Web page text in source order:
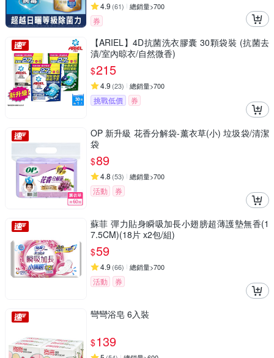
4.9 (61) 總銷量>700
券
【ARIEL】4D抗菌洗衣膠囊 30顆袋裝 (抗菌去
漬/室內晾衣/自然微香)
$215
4.9 (23) 總銷量>700
挑戰低價 券
OP 新升級 花香分解袋-薰衣草(小) 垃圾袋/清潔
袋
$89
4.8 (53) 總銷量>700
活動 券
蘇菲 彈力貼身瞬吸加長小翅膀超薄護墊無香(1
7.5CM)(18片 x2包/組)
$59
4.9 (66) 總銷量>700
活動 券
彎彎浴皂 6入裝
$139